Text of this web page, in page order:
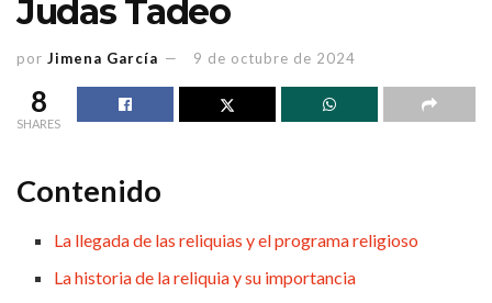
Judas Tadeo
por Jimena García 9 de octubre de 2024
8
SHARES
Contenido
La llegada de las reliquias y el programa religioso
La historia de la reliquia y su importancia